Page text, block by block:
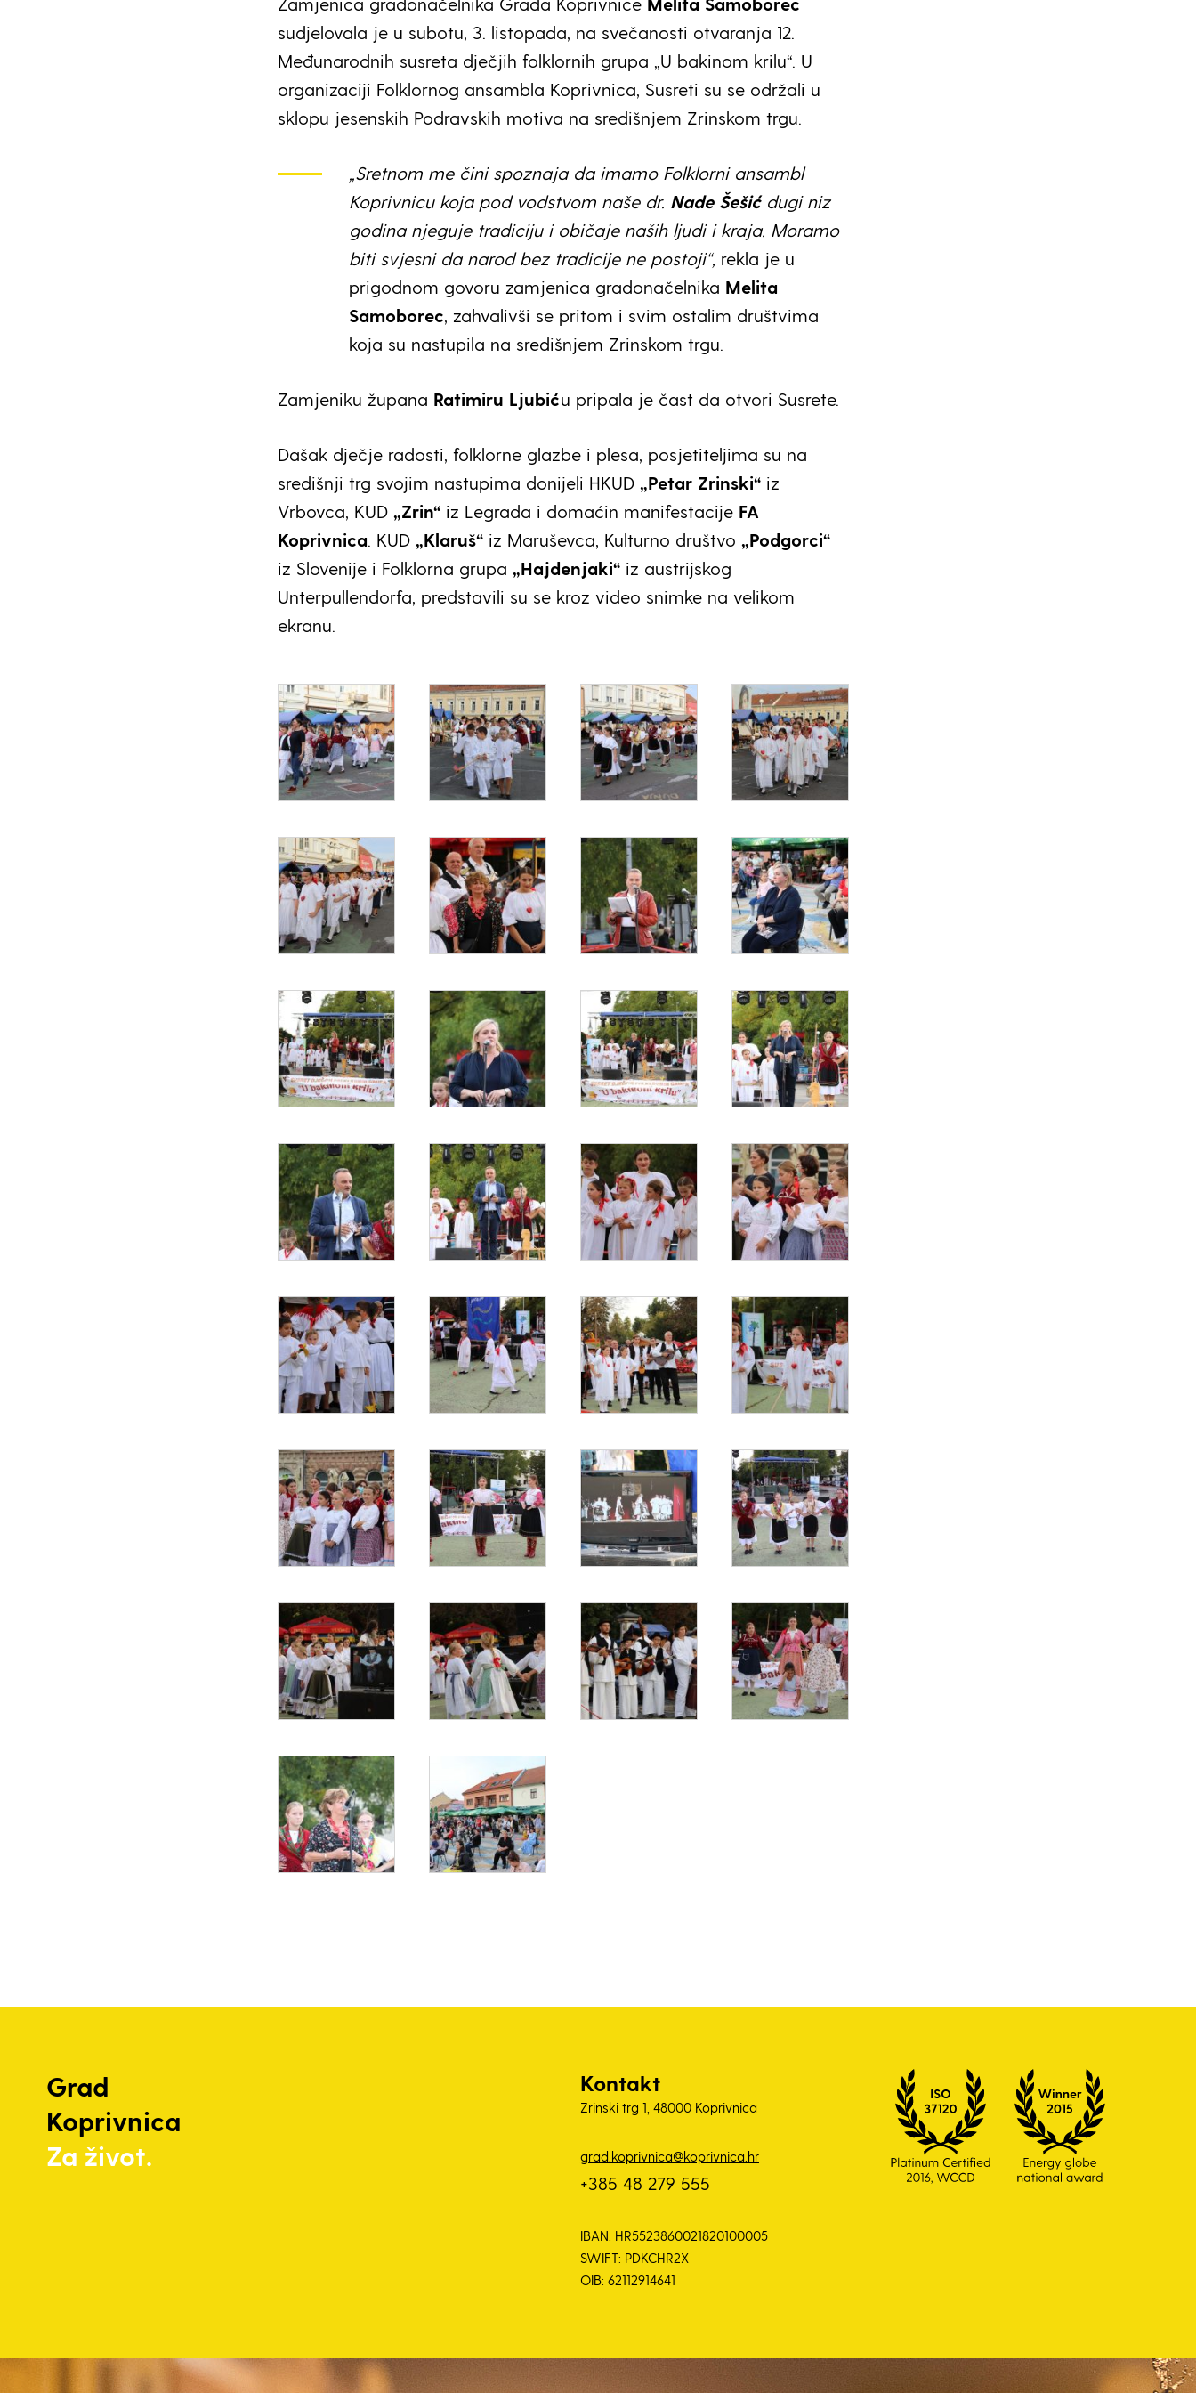
sudjelovala je u subotu, 3. listopada, na svečanosti otvaranja 12.
Međunarodnih susreta dječjih folklornih grupa „U bakinom krilu“. U
organizaciji Folklornog ansambla Koprivnica, Susreti su se održali u
sklopu jesenskih Podravskih motiva na središnjem Zrinskom trgu.
„Sretnom me čini spoznaja da imamo Folklorni ansambl
Koprivnicu koja pod vodstvom naše dr. Nade Šešićdugi niz
godina njeguje tradiciju i običaje naših ljudi i kraja. Moramo
biti svjesni da narod bez tradicije ne postoji“, rekla je u
prigodnom govoru zamjenica gradonačelnika Melita
Samoborec, zahvalivši se pritom i svim ostalim društvima
koja su nastupila na središnjem Zrinskom trgu.
Zamjeniku župana Ratimiru Ljubiću pripala je čast da otvori Susrete.
Dašak dječje radosti, folklorne glazbe i plesa, posjetiteljima su na
središnji trg svojim nastupima donijeli HKUD „Petar Zrinski“ iz
Vrbovca, KUD „Zrin“ iz Legrada i domaćin manifestacije FA
Koprivnica. KUD „Klaruš“ iz Maruševca, Kulturno društvo „Podgorci“
iz Slovenije i Folklorna grupa „Hajdenjaki“ iz austrijskog
Unterpullendorfa, predstavili su se kroz video snimke na velikom
ekranu.
Grad
Koprivnica
Za život.
Kontakt
Zrinski trg 1, 48000 Koprivnica
grad.koprivnica@koprivnica.hr
+385 48 279 555
IBAN: HR5523860021820100005
SWIFT: PDKCHR2X
OIB: 62112914641